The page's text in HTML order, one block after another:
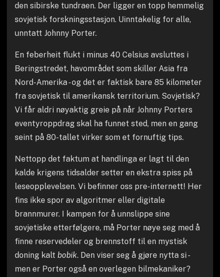
den sibirske tundraen. Der ligger en topp hemmelig
sovjetisk forskningsstasjon. Uinntakelig for alle,
unntatt Johnny Porter.
En feberheit flukt i minus 40 Celsius avsluttes i
Beringstredet, havområdet som skiller Asia fra
Nord-Amerika - og det er faktisk bare 85 kilometer
fra sovjetisk til amerikansk territorium. Sovjetisk?
Vi får aldri nøyaktig greie på når Johnny Porters
eventyroppdrag skal ha funnet sted, men en gang
seint på 80-tallet virker som et fornuftig tips.
Nettopp det faktum at handlinga er lagt til den
kalde krigens tidsalder setter en ekstra spiss på
leseopplevelsen. Vi befinner oss pre-internett! Her
fins ikke spor av algoritmer eller digitale
brannmurer. I kampen for å unnslippe sine
sovjetiske etterfølgere, må Porter nøye seg med å
finne reservedeler og brennstoff til en mystisk
doning kalt bobik. Den viser seg å gjøre nytta si -
men er Porter også en overlegen bilmekaniker?